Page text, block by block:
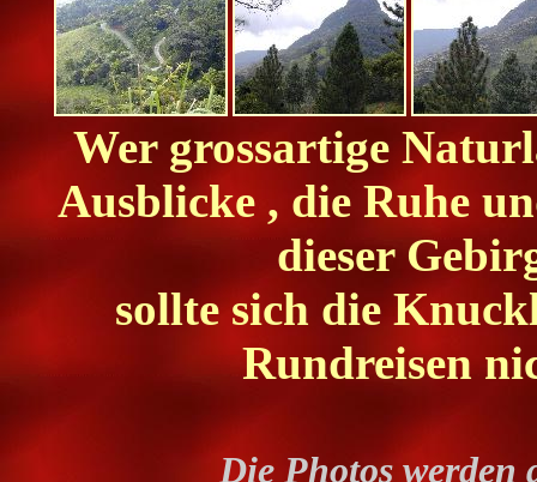
Wer grossartige
Ausblicke , die Ruhe
dieser
sollte sich die
Rundreisen
Die Photos